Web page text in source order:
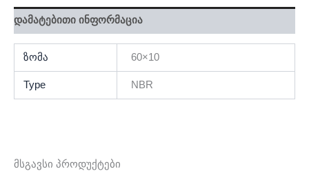
დამატებითი ინფორმაცია
ზომა 60×10
Type NBR
მსგავსი პროდუქტები